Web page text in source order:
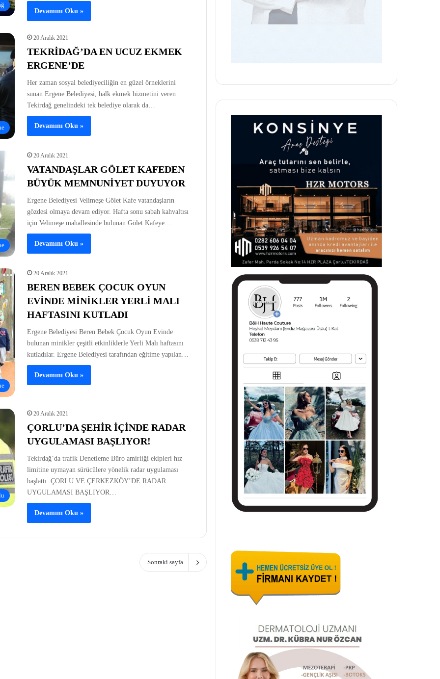
Devamını Oku »
20 Aralık 2021
TEKRİDAĞ’DA EN UCUZ EKMEK
ERGENE’DE
Her zaman sosyal belediyeciliğin en güzel örneklerini
sunan Ergene Belediyesi, halk ekmek hizmetini veren
Tekirdağ genelindeki tek belediye olarak da…
Devamını Oku »
20 Aralık 2021
VATANDAŞLAR GÖLET KAFEDEN
BÜYÜK MEMNUNİYET DUYUYOR
Ergene Belediyesi Velimeşe Gölet Kafe vatandaşların
gözdesi olmaya devam ediyor. Hafta sonu sabah kahvaltısı
için Velimeşe mahallesinde bulunan Gölet Kafeye…
Devamını Oku »
20 Aralık 2021
BEREN BEBEK ÇOCUK OYUN
EVİNDE MİNİKLER YERLİ MALI
HAFTASINI KUTLADI
Ergene Belediyesi Beren Bebek Çocuk Oyun Evinde
bulunan minikler çeşitli etkinliklerle Yerli Malı haftasını
kutladılar. Ergene Belediyesi tarafından eğitime yapılan…
Devamını Oku »
20 Aralık 2021
ÇORLU’DA ŞEHİR İÇİNDE RADAR
UYGULAMASI BAŞLIYOR!
Tekirdağ’da trafik Denetleme Büro amirliği ekipleri hız
limitine uymayan sürücülere yönelik radar uygulaması
başlattı. ÇORLU VE ÇERKEZKÖY’DE RADAR
UYGULAMASI BAŞLIYOR…
Devamını Oku »
Sonraki sayfa